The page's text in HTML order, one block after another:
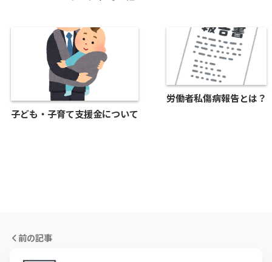
子ども・子育て支援金について
労働者私傷病報告とは？
前の記事